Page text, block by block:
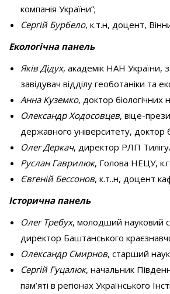
компанія України”;
Сергій Бурбело, к.т.н, доцент,
Екологічна панель
Яків Дідух, академік НАН України,
завідувач відділу геоботаніки та
Анна Куземко, доктор біологічних
Олександр Ходосовцев, віце-
державного університету, доктор
Олег Деркач, директор РЛП
Руслан Гаврилюк, Голова НЕЦУ,
Євгеній Бессонов, к.т..н, доцент
Історична панель
Олег Требух, молодший науковий
директор Баштанського
Олександр Смирнов, старший
Сергій Гуцалюк, начальник
пам’яті в регіонах Українського